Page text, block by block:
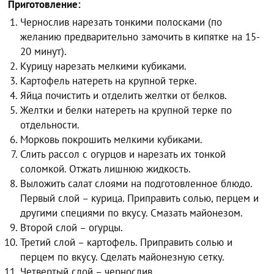
Приготовление:
Чернослив нарезать тонкими полосками (по
желанию предварительно замочить в кипятке на 15-
20 минут).
Курицу нарезать мелкими кубиками.
Картофель натереть на крупной терке.
Яйца почистить и отделить желтки от белков.
Желтки и белки натереть на крупной терке по
отдельности.
Морковь покрошить мелкими кубиками.
Слить рассол с огурцов и нарезать их тонкой
соломкой. Отжать лишнюю жидкость.
Выложить салат слоями на подготовленное блюдо.
Первый слой – курица. Приправить солью, перцем и
другими специями по вкусу. Смазать майонезом.
Второй слой – огурцы.
Третий слой – картофель. Приправить солью и
перцем по вкусу. Сделать майонезную сетку.